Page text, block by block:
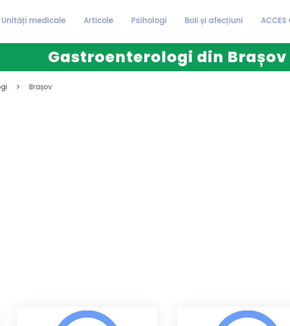
Unități medicale Articole Psihologi Boli și afecțiuni ACCES
Gastroenterologi din Brașov
Brașov